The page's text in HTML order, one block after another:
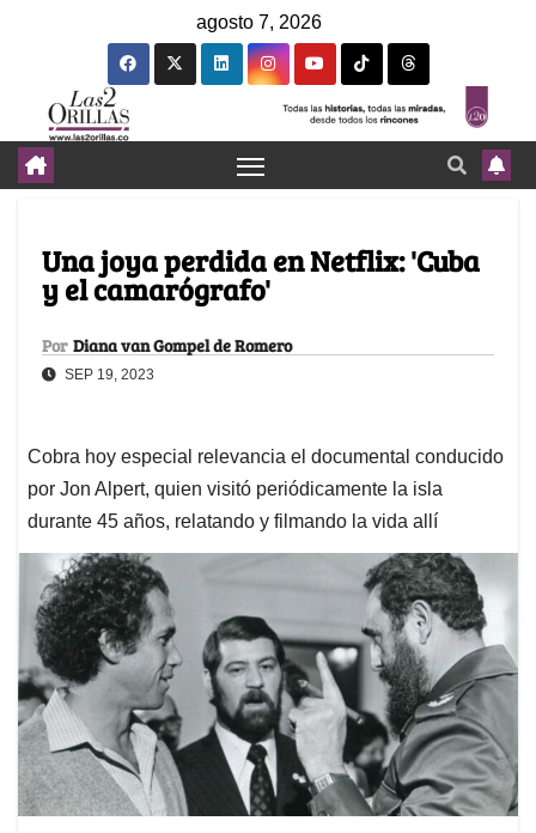
agosto 7, 2026
Una joya perdida en Netflix: 'Cuba
y el camarógrafo'
Por Diana van Gompel de Romero
SEP 19, 2023
Cobra hoy especial relevancia el documental conducido
por Jon Alpert, quien visitó periódicamente la isla
durante 45 años, relatando y filmando la vida allí